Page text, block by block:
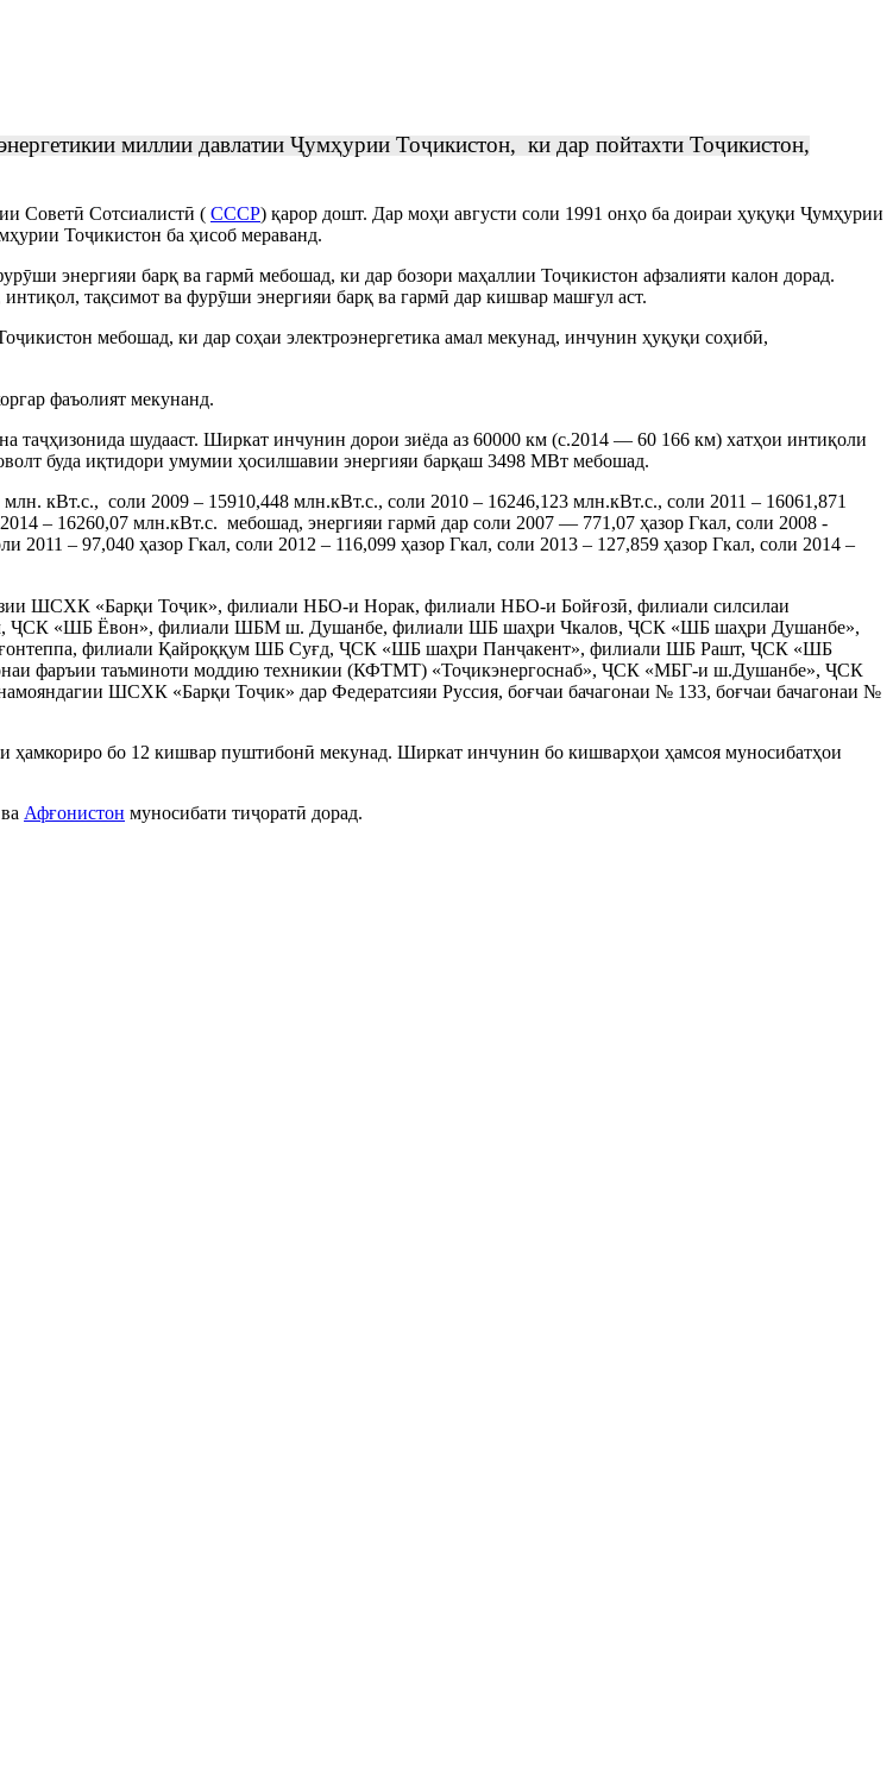
миллии давлатии Ҷумҳурии Тоҷикистон, ки дар пойтахти Тоҷикистон,
Советӣ Сотсиалистӣ ( СССР) қарор дошт. Дар моҳи августи соли 1991 онҳо ба доираи ҳуқуқи Ҷумҳурии
Тоҷикистон ба ҳисоб мераванд.
энергияи барқ ва гармӣ мебошад, ки дар бозори маҳаллии Тоҷикистон афзалияти калон дорад.
тақсимот ва фурӯши энергияи барқ ва гармӣ дар кишвар машғул аст.
мебошад, ки дар соҳаи электроэнергетика амал мекунад, инчунин ҳуқуқи соҳибӣ,
фаъолият мекунанд.
шудааст. Ширкат инчунин дорои зиёда аз 60000 км (с.2014 — 60 166 км) хатҳои интиқоли
буда иқтидори умумии ҳосилшавии энергияи барқаш 3498 МВт мебошад.
млн. кВт.с., соли 2009 – 15910,448 млн.кВт.с., соли 2010 – 16246,123 млн.кВт.с., соли 2011 – 16061,871
– 16260,07 млн.кВт.с. мебошад, энергияи гармӣ дар соли 2007 — 771,07 ҳазор Гкал, соли 2008 -
2011 – 97,040 ҳазор Гкал, соли 2012 – 116,099 ҳазор Гкал, соли 2013 – 127,859 ҳазор Гкал, соли 2014 –
ШСХК «Барқи Тоҷик», филиали НБО-и Норак, филиали НБО-и Бойғозӣ, филиали силсилаи
ҶСК «ШБ Ёвон», филиали ШБМ ш. Душанбе, филиали ШБ шаҳри Чкалов, ҶСК «ШБ шаҳри Душанбе»,
филиали Қайроққум ШБ Суғд, ҶСК «ШБ шаҳри Панҷакент», филиали ШБ Рашт, ҶСК «ШБ
фаръии таъминоти моддию техникии (КФТМТ) «Тоҷикэнергоснаб», ҶСК «МБГ-и ш.Душанбе», ҶСК
ШСХК «Барқи Тоҷик» дар Федератсияи Руссия, боғчаи бачагонаи № 133, боғчаи бачагонаи №
ҳамкориро бо 12 кишвар пуштибонӣ мекунад. Ширкат инчунин бо кишварҳои ҳамсоя муносибатҳои
Афғонистон муносибати тиҷоратӣ дорад.